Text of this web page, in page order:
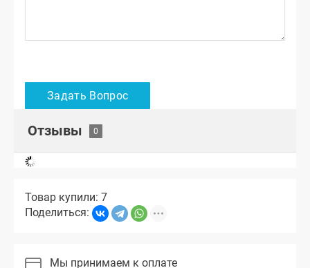
Отзывы
Товар купили: 7
Поделиться:
Мы принимаем к оплате